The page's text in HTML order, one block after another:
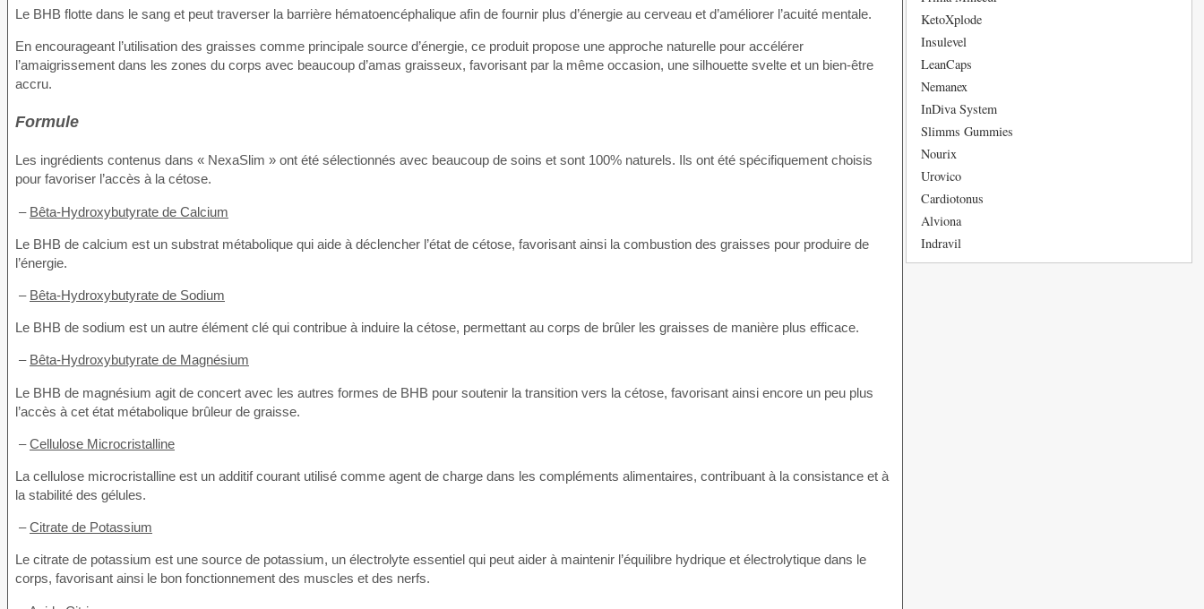
Le BHB flotte dans le sang et peut traverser la barrière hématoencéphalique afin de fournir plus d’énergie au cerveau et d’améliorer l’acuité mentale.
En encourageant l’utilisation des graisses comme principale source d’énergie, ce produit propose une approche naturelle pour accélérer
l’amaigrissement dans les zones du corps avec beaucoup d’amas graisseux, favorisant par la même occasion, une silhouette svelte et un bien-être
accru.
Formule
Les ingrédients contenus dans « NexaSlim » ont été sélectionnés avec beaucoup de soins et sont 100% naturels. Ils ont été spécifiquement choisis
pour favoriser l’accès à la cétose.
– Bêta-Hydroxybutyrate de Calcium
Le BHB de calcium est un substrat métabolique qui aide à déclencher l’état de cétose, favorisant ainsi la combustion des graisses pour produire de
l’énergie.
– Bêta-Hydroxybutyrate de Sodium
Le BHB de sodium est un autre élément clé qui contribue à induire la cétose, permettant au corps de brûler les graisses de manière plus efficace.
– Bêta-Hydroxybutyrate de Magnésium
Le BHB de magnésium agit de concert avec les autres formes de BHB pour soutenir la transition vers la cétose, favorisant ainsi encore un peu plus
l’accès à cet état métabolique brûleur de graisse.
–Cellulose Microcristalline
La cellulose microcristalline est un additif courant utilisé comme agent de charge dans les compléments alimentaires, contribuant à la consistance et à
la stabilité des gélules.
–Citrate de Potassium
Le citrate de potassium est une source de potassium, un électrolyte essentiel qui peut aider à maintenir l’équilibre hydrique et électrolytique dans le
corps, favorisant ainsi le bon fonctionnement des muscles et des nerfs.
KetoXplode
Insulevel
LeanCaps
Nemanex
InDiva System
Slimms Gummies
Nourix
Urovico
Cardiotonus
Alviona
Indravil